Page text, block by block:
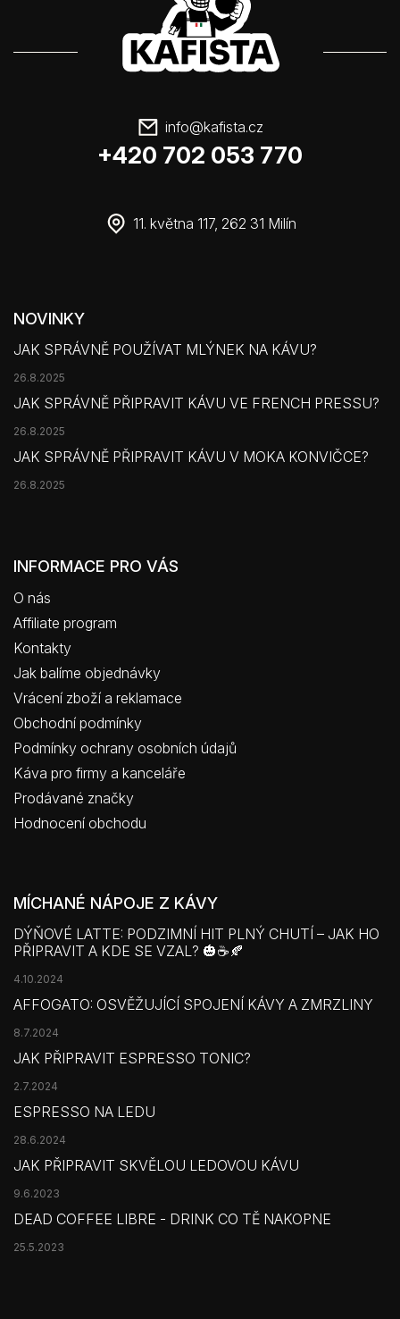
info@kafista.cz
+420 702 053 770
11. května 117, 262 31 Milín
NOVINKY
JAK SPRÁVNĚ POUŽÍVAT MLÝNEK NA KÁVU?
26.8.2025
JAK SPRÁVNĚ PŘIPRAVIT KÁVU VE FRENCH PRESSU?
26.8.2025
JAK SPRÁVNĚ PŘIPRAVIT KÁVU V MOKA KONVIČCE?
26.8.2025
INFORMACE PRO VÁS
O nás
Affiliate program
Kontakty
Jak balíme objednávky
Vrácení zboží a reklamace
Obchodní podmínky
Podmínky ochrany osobních údajů
Káva pro firmy a kanceláře
Prodávané značky
Hodnocení obchodu
MÍCHANÉ NÁPOJE Z KÁVY
DÝŇOVÉ LATTE: PODZIMNÍ HIT PLNÝ CHUTÍ – JAK HO
PŘIPRAVIT A KDE SE VZAL? 🎃☕🍂
4.10.2024
AFFOGATO: OSVĚŽUJÍCÍ SPOJENÍ KÁVY A ZMRZLINY
8.7.2024
JAK PŘIPRAVIT ESPRESSO TONIC?
2.7.2024
ESPRESSO NA LEDU
28.6.2024
JAK PŘIPRAVIT SKVĚLOU LEDOVOU KÁVU
9.6.2023
DEAD COFFEE LIBRE - DRINK CO TĚ NAKOPNE
25.5.2023